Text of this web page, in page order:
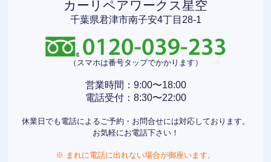
カーリペアワークス星空
千葉県君津市南子安4丁目28-1
（スマホは番号タップでかかります）
営業時間：9:00〜18:00
電話受付：8:30〜22:00
休業日でも電話によるご予約・お問合せには対応しております。
お気軽にお電話下さい！
※ まれに電話に出れない場合が御座います。